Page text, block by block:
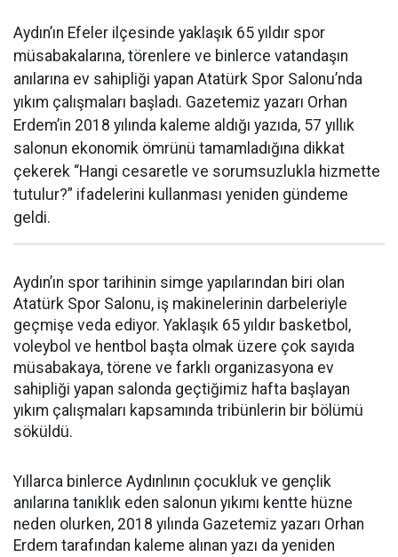
Aydın’ın Efeler ilçesinde yaklaşık 65 yıldır spor
müsabakalarına, törenlere ve binlerce vatandaşın
anılarına ev sahipliği yapan Atatürk Spor Salonu’nda
yıkım çalışmaları başladı. Gazetemiz yazarı Orhan
Erdem’in 2018 yılında kaleme aldığı yazıda, 57 yıllık
salonun ekonomik ömrünü tamamladığına dikkat
çekerek “Hangi cesaretle ve sorumsuzlukla hizmette
tutulur?” ifadelerini kullanması yeniden gündeme
geldi.
Aydın’ın spor tarihinin simge yapılarından biri olan
Atatürk Spor Salonu, iş makinelerinin darbeleriyle
geçmişe veda ediyor. Yaklaşık 65 yıldır basketbol,
voleybol ve hentbol başta olmak üzere çok sayıda
müsabakaya, törene ve farklı organizasyona ev
sahipliği yapan salonda geçtiğimiz hafta başlayan
yıkım çalışmaları kapsamında tribünlerin bir bölümü
söküldü.
Yıllarca binlerce Aydınlının çocukluk ve gençlik
anılarına tanıklık eden salonun yıkımı kentte hüzne
neden olurken, 2018 yılında Gazetemiz yazarı Orhan
Erdem tarafından kaleme alınan yazı da yeniden